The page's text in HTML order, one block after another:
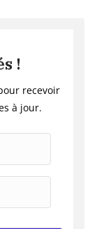
!
recevoir
à jour.